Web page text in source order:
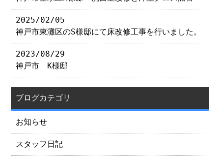
2025/02/05
神戸市東灘区のS様邸にて床改修工事を行いました。
2023/08/29
神戸市 K様邸
ブログカテゴリ
お知らせ
スタッフ日記